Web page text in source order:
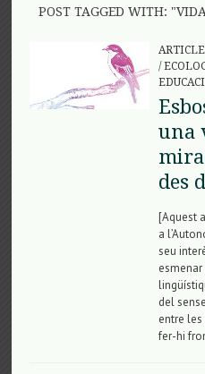
POST TAGGED WITH:
/
una
des
[Aquest
a
seu
del
entre
fer-hi